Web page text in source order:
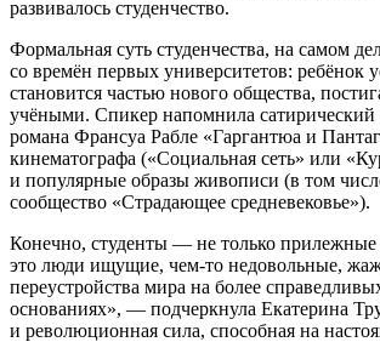
развивалось студенчество.
Формальная суть студенчества, на самом
со времён первых университетов: ребёнок
становится частью нового общества,
учёными. Спикер напомнила сатирический
романа Франсуа Рабле «Гаргантюа и
кинематографа («Социальная сеть» или
и популярные образы живописи (в том
сообщество «Страдающее средневековье»).
Конечно, студенты — не только прилежные
это люди ищущие, чем-то недовольные,
переустройства мира на более
основаниях», — подчеркнула Екатерина
и революционная сила, способная на